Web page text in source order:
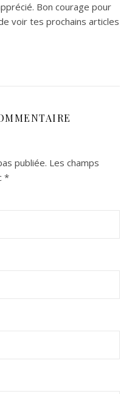
Bon courage pour
voir tes prochains articles
publiée. Les champs
*